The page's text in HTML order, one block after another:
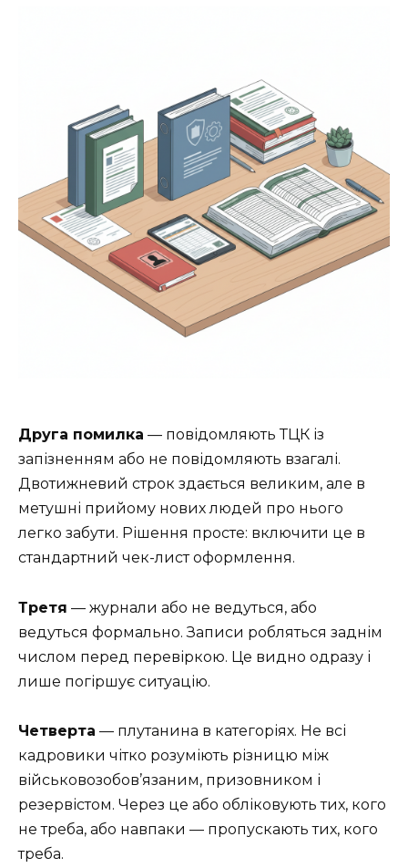
Друга помилка — повідомляють ТЦК із
запізненням або не повідомляють взагалі.
Двотижневий строк здається великим, але в
метушні прийому нових людей про нього
легко забути. Рішення просте: включити це в
стандартний чек-лист оформлення.
Третя — журнали або не ведуться, або
ведуться формально. Записи робляться заднім
числом перед перевіркою. Це видно одразу і
лише погіршує ситуацію.
Четверта — плутанина в категоріях. Не всі
кадровики чітко розуміють різницю між
військовозобов’язаним, призовником і
резервістом. Через це або обліковують тих, кого
не треба, або навпаки — пропускають тих, кого
треба.